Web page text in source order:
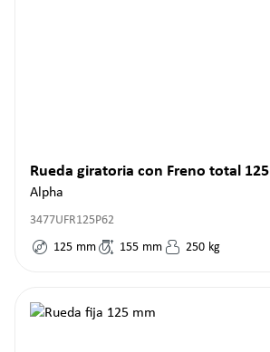
Rueda giratoria con Freno total
Alpha
3477UFR125P62
125 mm 155 mm 250 kg